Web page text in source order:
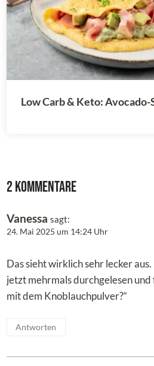
Low Carb & Keto:
2 Kommentare
Vanessa sagt:
24. Mai 2025 um 14:24 Uhr
Das sieht wirklich sehr lecker
jetzt mehrmals durchgelesen und
mit dem Knoblauchpulver?“
Antworten